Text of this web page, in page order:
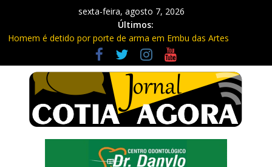
sexta-feira, agosto 7, 2026
Últimos:
Homem é detido por porte de arma em Embu das Artes
Carretas da Capacitação trazem cursos gratuitos para Cotia e
Vargem Grande
Traficante é preso com quase 400 porções de drogas no Jardim
Rosemeire
Radares de Cotia vão passar por manutenção e vias serão
interditadas